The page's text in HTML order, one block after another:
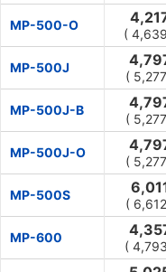
MP-500-O
(
MP-500J
(
MP-500J-B
(
MP-500J-O
(
MP-500S
(
MP-600
(